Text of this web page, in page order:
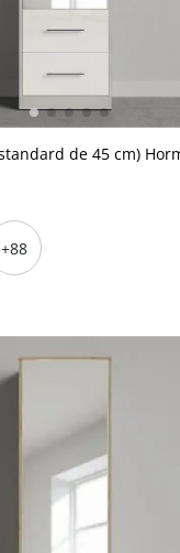
de 45 cm)
+88